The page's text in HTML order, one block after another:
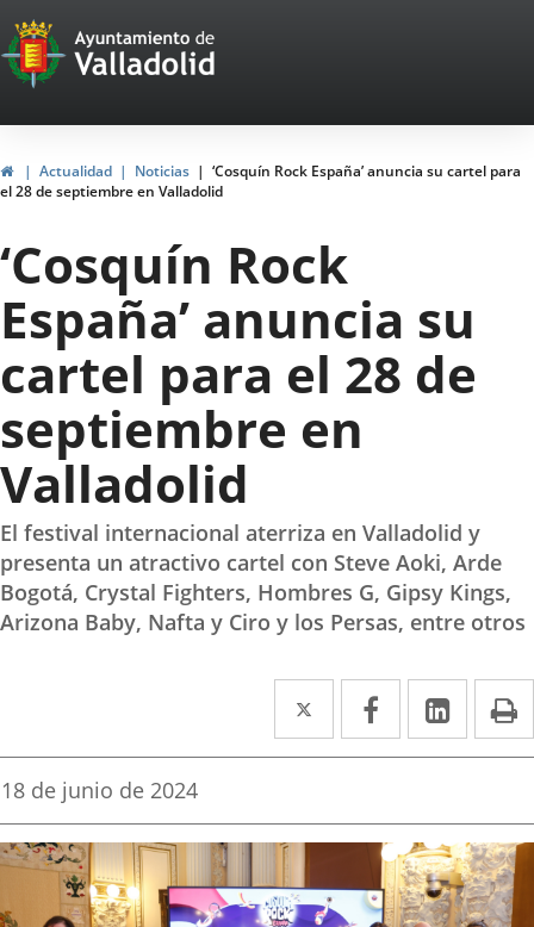
Portal
Web
del
Ayuntamiento
de
Valladolid
InicioActualidad Noticias
‘Cosquín Rock España’ anuncia su cartel para
el 28 de septiembre en Valladolid
‘Cosquín Rock
España’ anuncia su
cartel para el 28 de
septiembre en
Valladolid
El festival internacional aterriza en Valladolid y
presenta un atractivo cartel con Steve Aoki, Arde
Bogotá, Crystal Fighters, Hombres G, Gipsy Kings,
Arizona Baby, Nafta y Ciro y los Persas, entre otros
Twitter
Enlace
a
aplicación
externa.
Facebook
Enlace
a
aplicación
externa.
Enlace
a
Fecha
la
noticia
18 de junio de 2024